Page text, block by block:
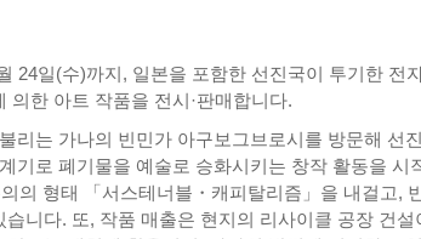
24일(수)까지, 일본을 포함한 선진국이 투기한 전
한 아트 작품을 전시·판매합니다.
리는 가나의 빈민가 아구보그브로시를 방문해 선
기로 폐기물을 예술로 승화시키는 창작 활동을 시
의 형태 「서스테너블・캐피탈리즘」을 내걸고,
니다. 또, 작품 매출은 현지의 리사이클 공장 건설